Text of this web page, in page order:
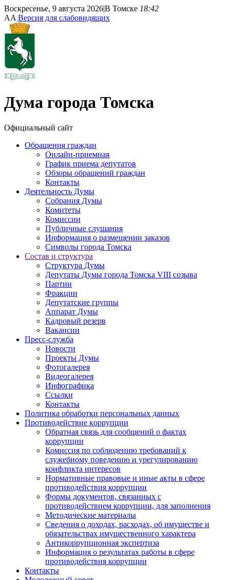
Воскресенье, 9 августа 2026|В Томске 18:42
AA Версия для слабовидящих
Дума города Томска
Официальный сайт
Обращения граждан
Онлайн-приемная
График приема депутатов
Обзоры обращений граждан
Контакты
Деятельность Думы
Собрания Думы
Комитеты
Комиссии
Публичные слушания
Информация о размещении заказов
Символы города Томска
Состав и структура
Структура Думы
Депутаты Думы города Томска VIII созыва
Партии
Фракции
Депутатские группы
Аппарат Думы
Кадровый резерв
Вакансии
Пресс-служба
Новости
Проекты Думы
Фотогалерея
Видеогалерея
Инфографика
Ссылки
Контакты
Политика обработки персональных данных
Прoтивoдeйствие кoрpупции
Обратная связь для сообщений о фактах
коррупции
Комиссия по соблюдению требований к
служебному поведению и урегулированию
конфликта интересов
Нормативные правовые и иные акты в сфере
противодействия коррупции
Формы документов, связанных с
противодействием коррупции, для заполнения
Методические материалы
Сведения о доходах, расходах, об имуществе и
обязательствах имущественного характера
Антикоррупционная экспертиза
Информация о результатах работы в сфере
противодействия коррупции
Контакты